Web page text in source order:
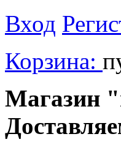
Вход
Корзина:
Магазин